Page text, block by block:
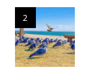
2